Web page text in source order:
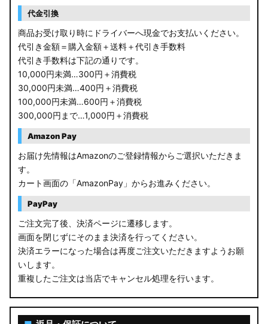
RP6/7 ステップワゴン
RP1/2 RP3/4 ステップワゴン/スパーダ
RK5/6 ステップワゴンスパーダ
RC1/2 オデッセイ
GB5〜8 フリード
GR フィット
GP5/6 GK3〜6 フィット
MK53S スペーシアカスタム
MA37S/MA27S ソリオ / ソリオ バンディット
MA26S/MA36S ソリオ
ZC33S スイフトスポーツ
LA650S タントカスタム
代金引換
商品お受け取り時にドライバーへ現金でお支払いください。
代引き金額＝購入金額＋送料＋代引き手数料
代引き手数料は下記の通りです。
10,000円未満…300円＋消費税
30,000円未満…400円＋消費税
100,000円未満…600円＋消費税
300,000円まで…1,000円＋消費税
Amazon Pay
お届け先情報はAmazonのご登録情報からご選択いただきま
す。
カート画面の「AmazonPay」からお進みください。
PayPay
ご注文完了後、決済ページに遷移します。
画面を閉じずにそのまま決済を行ってください。
決済エラーになった場合は再度ご注文いただきますようお願
いします。
重複したご注文は当店でキャンセル処理を行います。